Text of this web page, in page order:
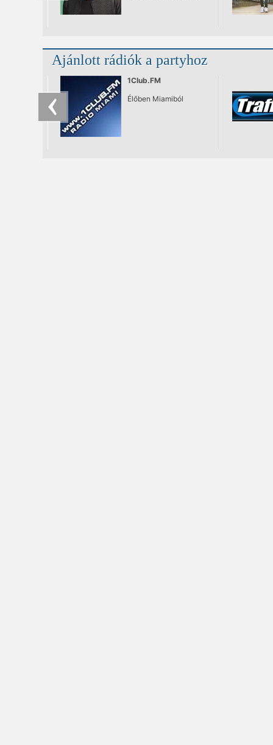
közönségét is levegye
a lábáról
novemberben.
Ajánlott rádiók a partyhoz
1Club.FM
Élőben Miamiból